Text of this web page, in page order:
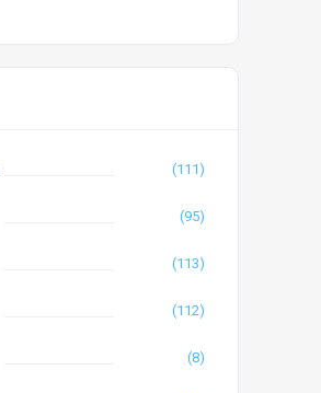
(111)
(95)
(113)
(112)
(8)